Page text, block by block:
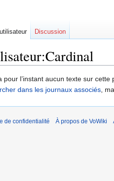
pour l’instant aucun texte sur
dans les journaux associés,
Discussion
de confidentialité À propos de VoWiki